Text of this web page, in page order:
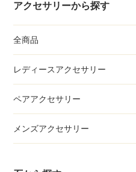
アクセサリーから探す
全商品
レディースアクセサリー
ペアアクセサリー
メンズアクセサリー